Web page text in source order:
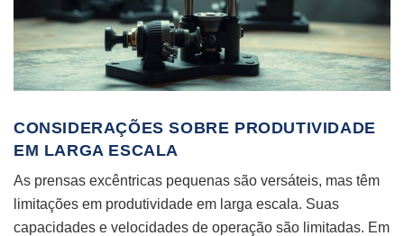
CONSIDERAÇÕES SOBRE PRODUTIVIDADE
EM LARGA ESCALA
As prensas excêntricas pequenas são versáteis, mas têm
limitações em produtividade em larga escala. Suas
capacidades e velocidades de operação são limitadas. Em